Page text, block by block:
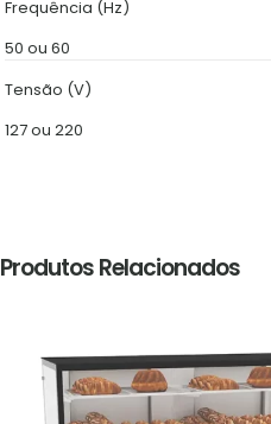
Frequência (Hz)
50 ou 60
Tensão (V)
127 ou 220
Produtos Relacionados